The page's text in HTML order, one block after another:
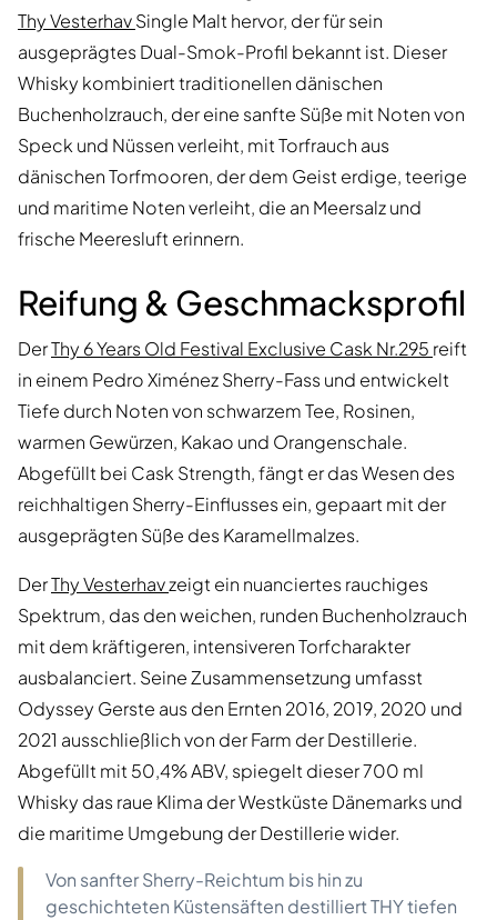
Thy VesterhavSingle Malt hervor, der für sein
ausgeprägtes Dual-Smok-Profil bekannt ist. Dieser
Whisky kombiniert traditionellen dänischen
Buchenholzrauch, der eine sanfte Süße mit Noten von
Speck und Nüssen verleiht, mit Torfrauch aus
dänischen Torfmooren, der dem Geist erdige, teerige
und maritime Noten verleiht, die an Meersalz und
frische Meeresluft erinnern.
Reifung & Geschmacksprofil
DerThy 6 Years Old Festival Exclusive Cask Nr.295 reift
in einem Pedro Ximénez Sherry-Fass und entwickelt
Tiefe durch Noten von schwarzem Tee, Rosinen,
warmen Gewürzen, Kakao und Orangenschale.
Abgefüllt bei Cask Strength, fängt er das Wesen des
reichhaltigen Sherry-Einflusses ein, gepaart mit der
ausgeprägten Süße des Karamellmalzes.
DerThy Vesterhavzeigt ein nuanciertes rauchiges
Spektrum, das den weichen, runden Buchenholzrauch
mit dem kräftigeren, intensiveren Torfcharakter
ausbalanciert. Seine Zusammensetzung umfasst
Odyssey Gerste aus den Ernten 2016, 2019, 2020 und
2021 ausschließlich von der Farm der Destillerie.
Abgefüllt mit 50,4% ABV, spiegelt dieser 700 ml
Whisky das raue Klima der Westküste Dänemarks und
die maritime Umgebung der Destillerie wider.
Von sanfter Sherry-Reichtum bis hin zu
geschichteten Küstensäften destilliert THY tiefen